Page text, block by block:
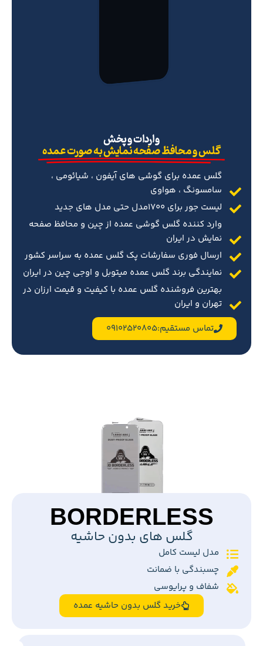
‌واردات و پخش
گلس و محافظ صفحه نمایش به صورت عمده
گلس عمده برای گوشی های آیفون ، شیائومی ،
سامسونگ ، هواوی
لیست جور برای 1700مدل حتی مدل های جدید
وارد کننده گلس گوشی عمده از چین و محافظ صفحه
نمایش در ایران
ارسال فوری سفارشات پک گلس عمده به سراسر کشور
نمایندگی برند گلس عمده میتوبل و اوجی چین در ایران
بهترین فروشنده گلس عمده با کیفیت و قیمت ارزان در
تهران و ایران
تماس مستقیم:09102520805
BORDERLESS
گلس های بدون حاشیه
مدل لیست کامل
چسبندگی با ضمانت
شفاف و پرایوسی
خرید گلس بدون حاشیه عمده